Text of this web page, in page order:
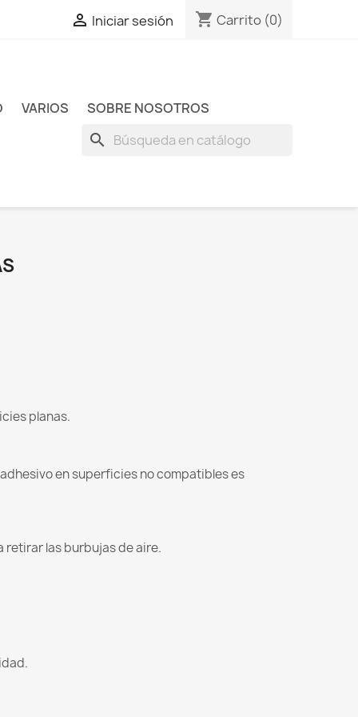
 Iniciar sesión shopping_cart Carrito (0)
VARIOS SOBRE NOSOTROS
search
planas.
en superficies no compatibles es
retirar las burbujas de aire.